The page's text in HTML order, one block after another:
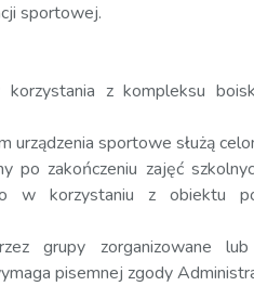
sportowej.
korzystania z kompleksu
urządzenia sportowe służą
po zakończeniu zajęć
w korzystaniu z obiektu
grupy zorganizowane
pisemnej zgody